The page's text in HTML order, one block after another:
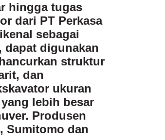
hingga tugas
dari PT Perkasa
sebagai
dapat digunakan
struktur
dan
ukuran
lebih besar
Produsen
Sumitomo dan